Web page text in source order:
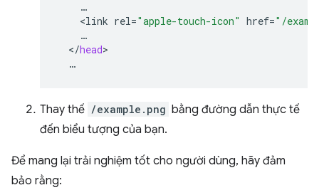
<link rel="apple-touch-icon" href="/
</head
Thay thế /example.png bằng đường dẫn thực tế
đến biểu tượng của bạn.
Để mang lại trải nghiệm tốt cho người dùng, hãy đảm
bảo rằng: